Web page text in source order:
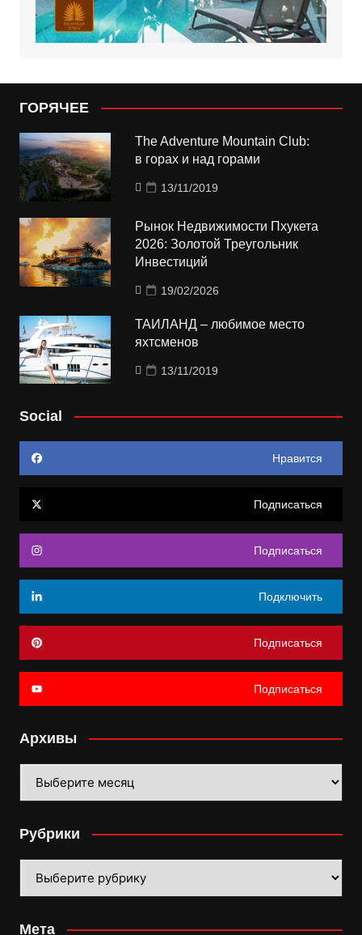
ГОРЯЧЕЕ
The Adventure Mountain Club:
в горах и над горами
13/11/2019
Рынок Недвижимости Пхукета
2026: Золотой Треугольник
Инвестиций
19/02/2026
ТАИЛАНД – любимое место
яхтсменов
13/11/2019
Social
Нравится
Подписаться
Подписаться
Подключить
Подписаться
Подписаться
Архивы
Рубрики
Мета